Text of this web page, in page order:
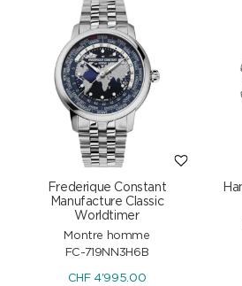
Frederique Constant
Manufacture Classic
Worldtimer
Montre homme
FC-719NN3H6B
CHF4'995.00